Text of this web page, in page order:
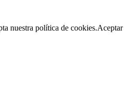
nuestra política de cookies.Aceptar